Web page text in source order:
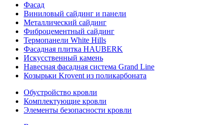
Фасад
Виниловый сайдинг и панели
Металлический сайдинг
Фиброцементный сайдинг
Термопанели White Hills
Фасадная плитка HAUBERK
Искусственный камень
Навесная фасадная система Grand Line
Козырьки Krovent из поликарбоната
Обустройство кровли
Комплектующие кровли
Элементы безопасности кровли